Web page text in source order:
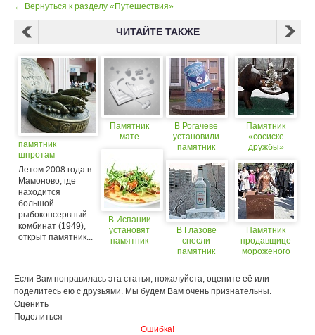
← Вернуться к разделу «Путешествия»
ЧИТАЙТЕ ТАКЖЕ
памятник
шпротам
Летом 2008 года в
Мамоново, где
находится
большой
рыбоконсервный
комбинат (1949),
открыт памятник...
Памятник
мате
В Испании
установят
памятник
В Рогачеве
установили
памятник
В Глазове
снесли
памятник
Памятник
«сосиске
дружбы»
Новокузнецке
Памятник
продавщице
мороженого
Если Вам понравилась эта статья, пожалуйста, оцените её или
поделитесь ею с друзьями. Мы будем Вам очень признательны.
Оценить
Поделиться
Ошибка!